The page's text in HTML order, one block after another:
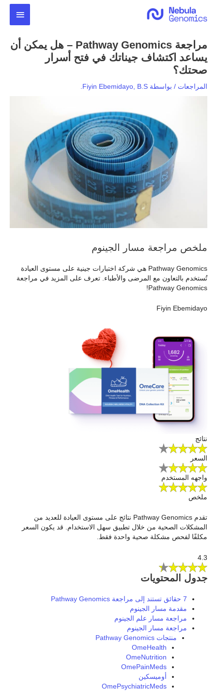
المحتوى
مراجعة Pathway Genomics – هل يمكن أن
يساعد اكتشاف جيناتك في فتح أسرار
صحتك؟
المراجعات / بواسطة Fiyin Ebemidayo, B.S.
ملخص مراجعة مسار الجينوم
Pathway Genomics هي شركة اختبارات جينية على مستوى العيادة
تُستخدم بالتعاون مع المرضى والأطباء. تعرف على المزيد في مراجعة
Pathway Genomics!
Fiyin Ebemidayo
نتائج
السعر
واجهه المستخدم
ملخص
تقدم Pathway Genomics نتائج على مستوى العيادة للعديد من
المشكلات الصحية من خلال تطبيق سهل الاستخدام. قد يكون السعر
مكلفًا لفحص مشكلة صحية واحدة فقط.
4.3
جدول المحتويات
7 حقائق تستند إلى مراجعة Pathway Genomics
مقدمة مسار الجينوم
مراجعة مسار علم الجينوم
مراجعة مسار الجينوم
منتجات Pathway Genomics
OmeHealth
OmeNutrition
OmePainMeds
أوميسكين
OmePsychiatricMeds